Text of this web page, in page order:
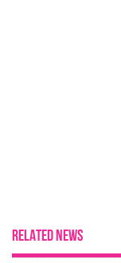
RELATED NEWS